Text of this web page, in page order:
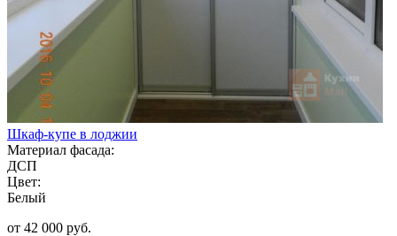
Шкаф-купе в лоджии
Материал фасада:
ДСП
Цвет:
Белый
от 42 000 руб.